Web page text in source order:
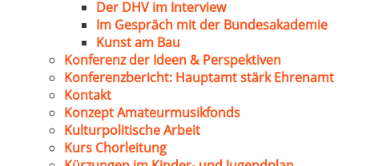
Der DHV im Interview
Im Gespräch mit der Bundesakademie
Kunst am Bau
Konferenz der Ideen & Perspektiven
Konferenzbericht: Hauptamt stärk Ehrenamt
Kontakt
Konzept Amateurmusikfonds
Kulturpolitische Arbeit
Kurs Chorleitung